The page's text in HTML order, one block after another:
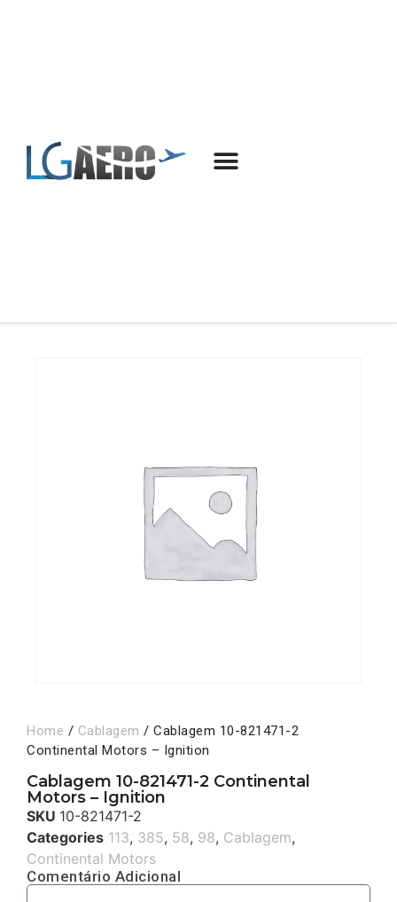
Home / Cablagem / Cablagem 10-821471-2
Continental Motors – Ignition
Cablagem 10-821471-2 Continental
Motors – Ignition
SKU 10-821471-2
Categories 113, 385, 58, 98, Cablagem,
Continental Motors
Comentário Adicional